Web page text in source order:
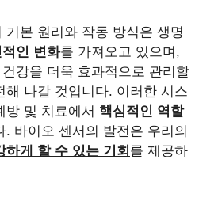
기본 원리와 작동 방식은 생명
적인 변화를 가져오고 있으며,
강을 더욱 효과적으로 관리할
해 나갈 것입니다. 이러한 시스
방 및 치료에서 핵심적인 역할
. 바이오 센서의 발전은 우리의
하게 할 수 있는 기회 를 제공하